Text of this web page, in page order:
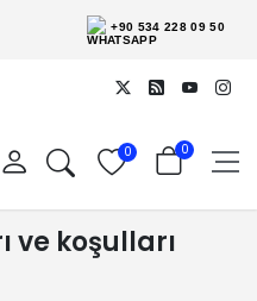
+90 534 228 09 50
0 0
ve koşulları